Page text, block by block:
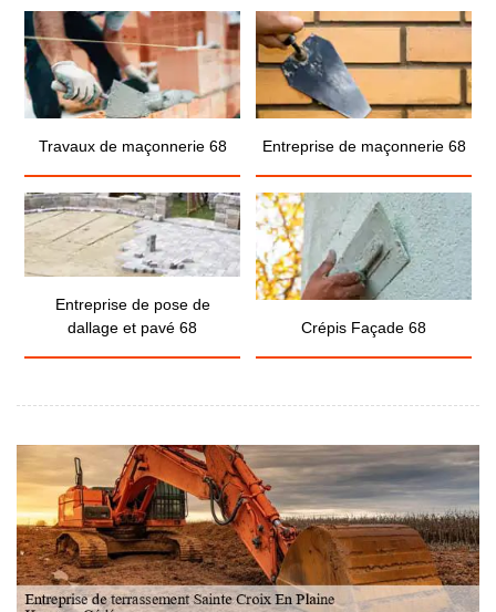
Travaux de maçonnerie 68 Entreprise de maçonnerie 68
Entreprise de pose de
dallage et pavé 68
Crépis Façade 68